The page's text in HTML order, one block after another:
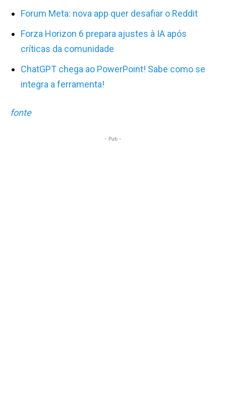
Forum Meta: nova app quer desafiar o Reddit
Forza Horizon 6 prepara ajustes à IA após
críticas da comunidade
ChatGPT chega ao PowerPoint! Sabe como se
integra a ferramenta!
fonte
- Pub -